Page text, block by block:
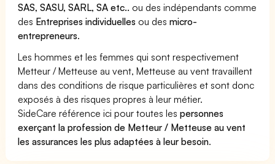
SAS, SASU, SARL, SA etc.. ou des indépendants comme
des Entreprises individuelles ou desmicro-
entrepreneurs.
Les hommes et les femmes qui sont respectivement
Metteur / Metteuse au vent, Metteuse au vent travaillent
dans des conditions de risque particulières et sont donc
exposés à des risques propres à leur métier.
SideCare référence ici pour toutes lespersonnes
exerçant la profession de Metteur / Metteuse au vent
les assurances les plus adaptées à leur besoin.